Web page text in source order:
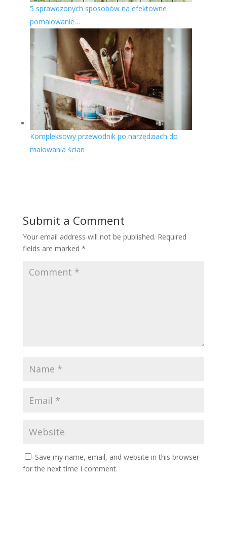
5 sprawdzonych sposobów na efektowne
pomalowanie…
Kompleksowy przewodnik po narzędziach do
malowania ścian
Submit a Comment
Your email address will not be published. Required
fields are marked *
Save my name, email, and website in this browser
for the next time I comment.